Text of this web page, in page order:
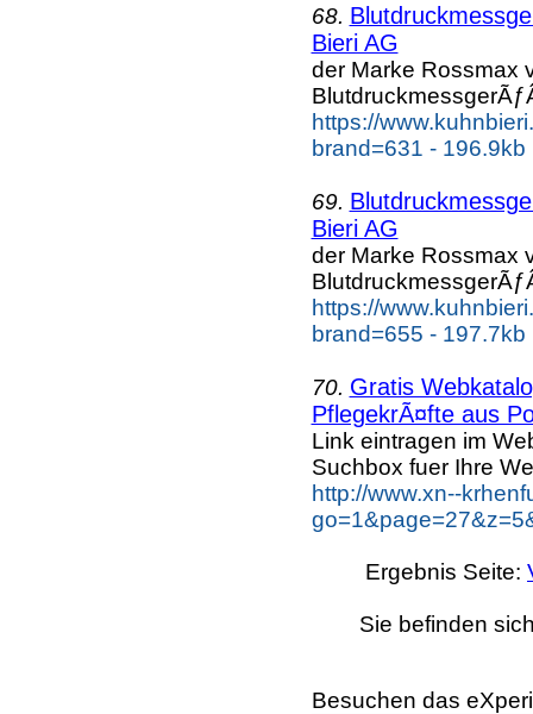
68.
Bieri AG
der Marke Rossmax
https://
brand=631 - 196.9kb
69.
Bieri AG
der Marke Rossmax
https://
brand=655 - 197.7kb
70. Gratis
PflegekrÃ¤fte aus
Link eintragen im
Suchbox fuer Ihre
http://www.xn--
Ergebnis Seite:
Sie befinden
Besuchen das